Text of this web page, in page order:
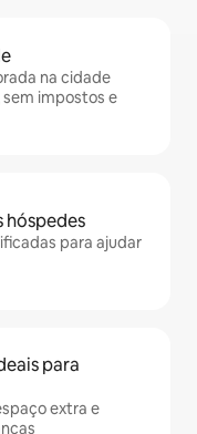
na cidade
sem impostos e
hóspedes
para ajudar
para
extra e